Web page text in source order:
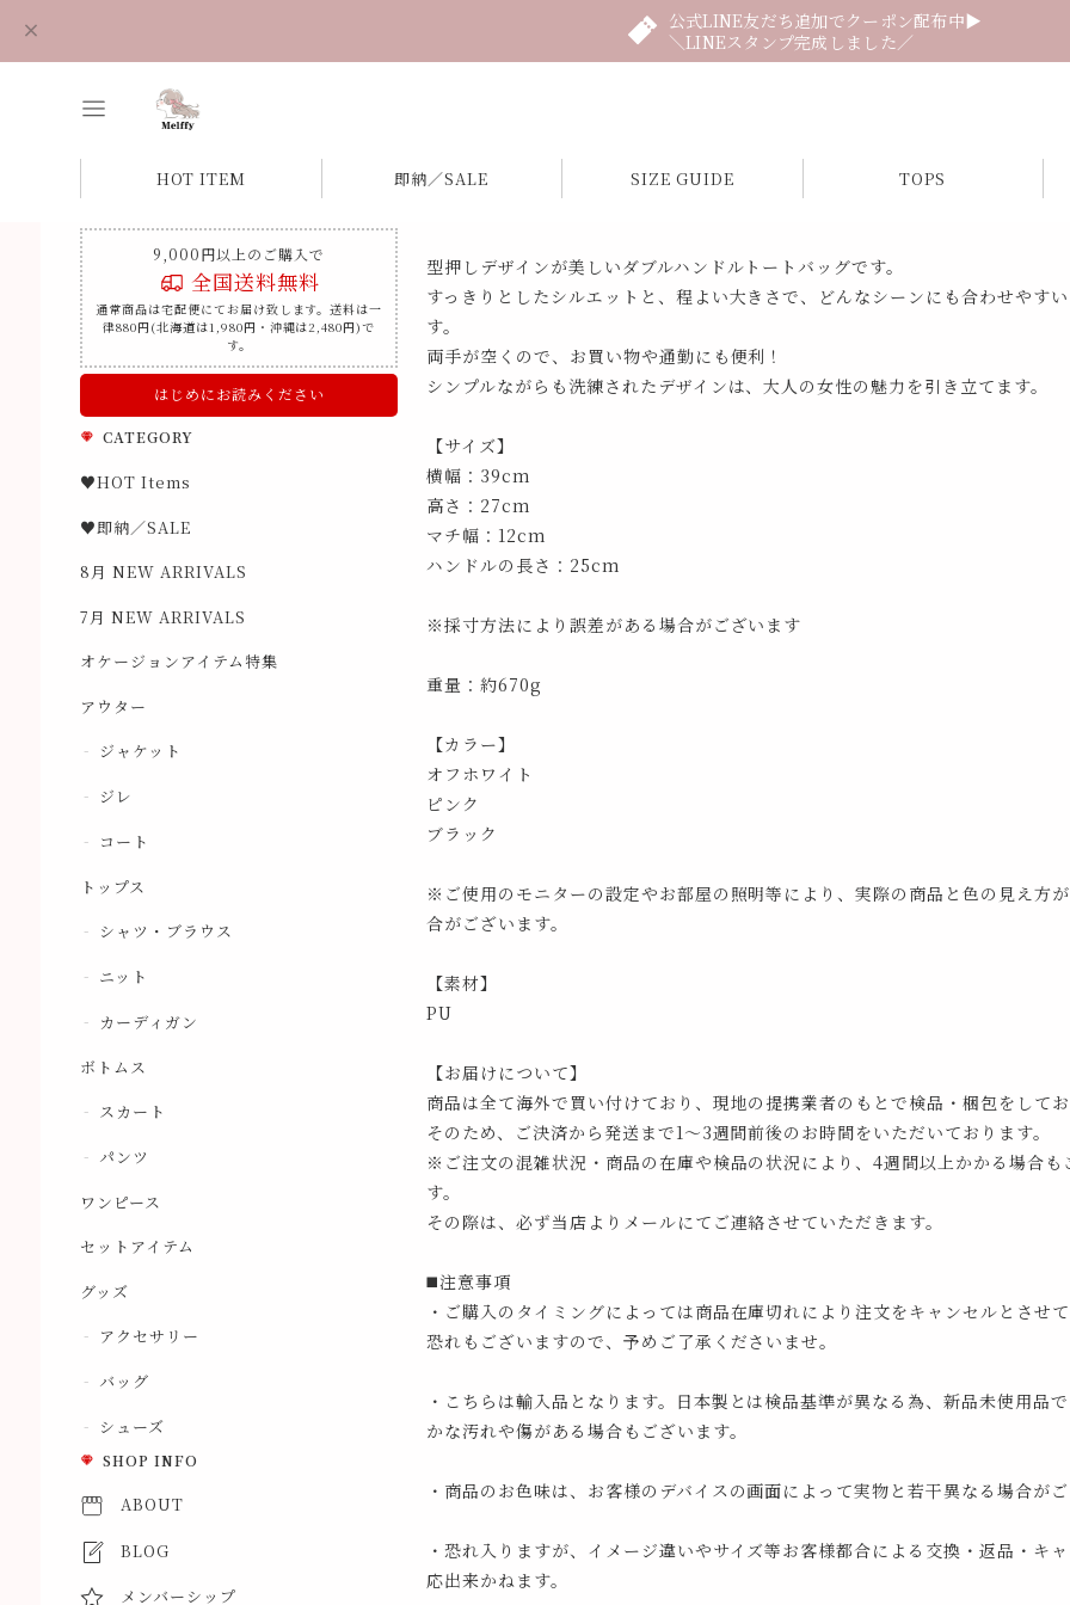
公式LINE友だち追加でクーポン配布中▶
＼LINEスタンプ完成しました／
HOT ITEM 即納／SALE SIZE GUIDE TOPS
9,000円以上のご購入で
全国送料無料
通常商品は宅配便にてお届け致します。送料は一
律880円(北海道は1,980円・沖縄は2,480円)で
す。
はじめにお読みください
CATEGORY
♥HOT Items
♥即納／SALE
8月 NEW ARRIVALS
7月 NEW ARRIVALS
オケージョンアイテム特集
アウター
ジャケット
ジレ
コート
トップス
シャツ・ブラウス
ニット
カーディガン
ボトムス
スカート
パンツ
ワンピース
セットアイテム
グッズ
アクセサリー
バッグ
シューズ
SHOP INFO
ABOUT
BLOG
メンバーシップ
型押しデザインが美しいダブルハンドルトートバッグです。
すっきりとしたシルエットと、程よい大きさで、どんなシーンにも合わせやす
す。
両手が空くので、お買い物や通勤にも便利！
シンプルながらも洗練されたデザインは、大人の女性の魅力を引き立てます。
【サイズ】
横幅：39cm
高さ：27cm
マチ幅：12cm
ハンドルの長さ：25cm
※採寸方法により誤差がある場合がございます
重量：約670g
【カラー】
オフホワイト
ピンク
ブラック
※ご使用のモニターの設定やお部屋の照明等により、実際の商品と色の見え方
合がございます。
【素材】
PU
【お届けについて】
商品は全て海外で買い付けており、現地の提携業者のもとで検品・梱包をして
そのため、ご決済から発送まで1～3週間前後のお時間をいただいております。
※ご注文の混雑状況・商品の在庫や検品の状況により、4週間以上かかる場合も
す。
その際は、必ず当店よりメールにてご連絡させていただきます。
◼️注意事項
・ご購入のタイミングによっては商品在庫切れにより注文をキャンセルとさせ
恐れもございますので、予めご了承くださいませ。
・こちらは輸入品となります。日本製とは検品基準が異なる為、新品未使用品
かな汚れや傷がある場合もございます。
・商品のお色味は、お客様のデバイスの画面によって実物と若干異なる場合が
・恐れ入りますが、イメージ違いやサイズ等お客様都合による交換・返品・キ
応出来かねます。